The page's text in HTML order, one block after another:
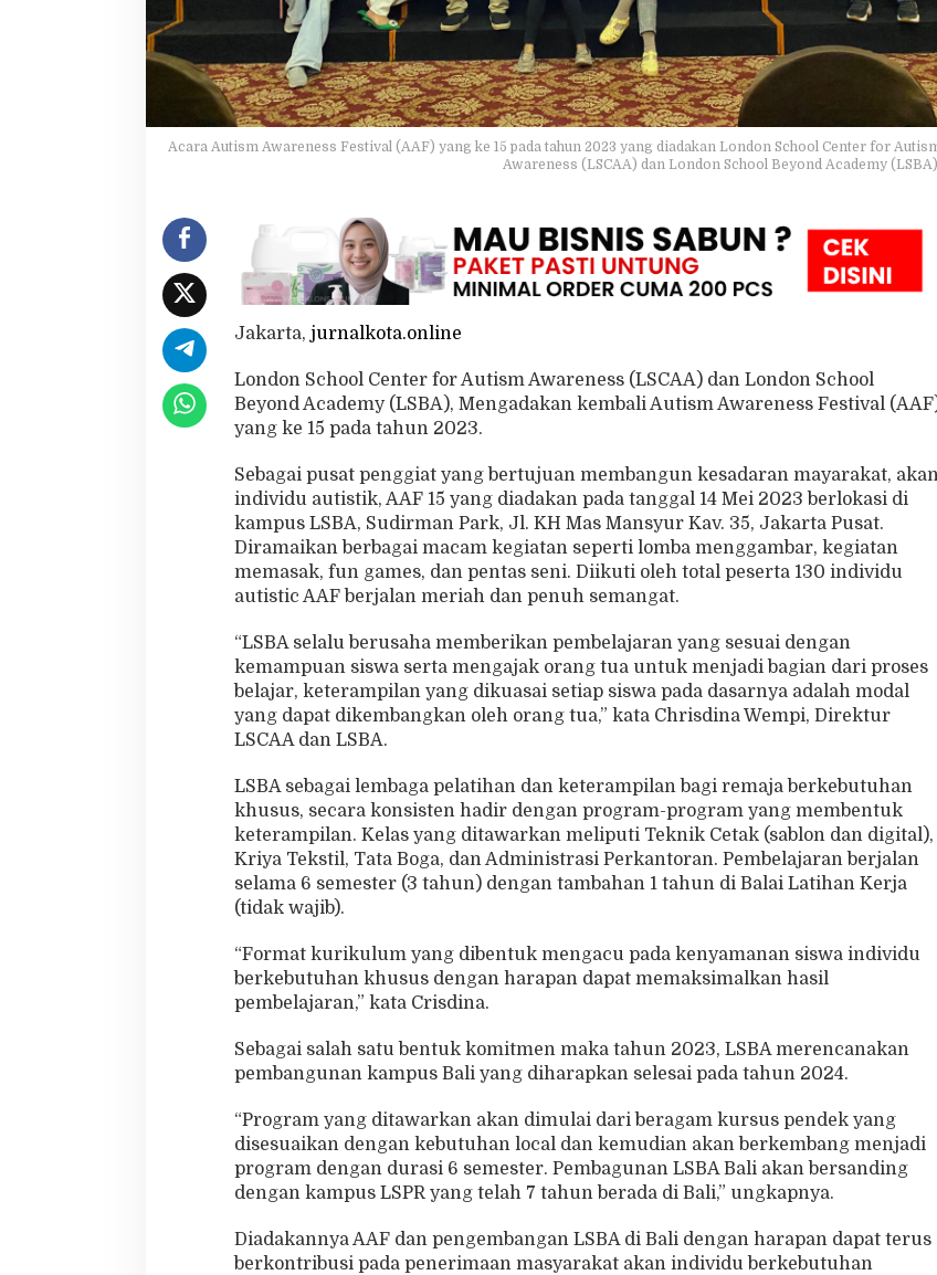
s
e
l
a
A
k
e
1
5
Acara Autism Awareness Festival (AAF) yang ke 15 pada tahun 2023 yang diadakan London School Center for
Awareness (LSCAA) dan London School Beyond Academy
Jakarta, jurnalkota.online
London School Center for Autism Awareness (LSCAA) dan London School
Beyond Academy (LSBA), Mengadakan kembali Autism Awareness Festival
yang ke 15 pada tahun 2023.
Sebagai pusat penggiat yang bertujuan membangun kesadaran mayarakat,
individu autistik, AAF 15 yang diadakan pada tanggal 14 Mei 2023 berlokasi di
kampus LSBA, Sudirman Park, Jl. KH Mas Mansyur Kav. 35, Jakarta Pusat.
Diramaikan berbagai macam kegiatan seperti lomba menggambar, kegiatan
memasak, fun games, dan pentas seni. Diikuti oleh total peserta 130 individu
autistic AAF berjalan meriah dan penuh semangat.
“LSBA selalu berusaha memberikan pembelajaran yang sesuai dengan
kemampuan siswa serta mengajak orang tua untuk menjadi bagian dari proses
belajar, keterampilan yang dikuasai setiap siswa pada dasarnya adalah modal
yang dapat dikembangkan oleh orang tua,” kata Chrisdina Wempi, Direktur
LSCAA dan LSBA.
LSBA sebagai lembaga pelatihan dan keterampilan bagi remaja berkebutuhan
khusus, secara konsisten hadir dengan program-program yang membentuk
keterampilan. Kelas yang ditawarkan meliputi Teknik Cetak (sablon dan digital),
Kriya Tekstil, Tata Boga, dan Administrasi Perkantoran. Pembelajaran berjalan
selama 6 semester (3 tahun) dengan tambahan 1 tahun di Balai Latihan Kerja
(tidak wajib).
“Format kurikulum yang dibentuk mengacu pada kenyamanan siswa individu
berkebutuhan khusus dengan harapan dapat memaksimalkan hasil
pembelajaran,” kata Crisdina.
Sebagai salah satu bentuk komitmen maka tahun 2023, LSBA merencanakan
pembangunan kampus Bali yang diharapkan selesai pada tahun 2024.
“Program yang ditawarkan akan dimulai dari beragam kursus pendek yang
disesuaikan dengan kebutuhan local dan kemudian akan berkembang menjadi
program dengan durasi 6 semester. Pembagunan LSBA Bali akan bersanding
dengan kampus LSPR yang telah 7 tahun berada di Bali,” ungkapnya.
Diadakannya AAF dan pengembangan LSBA di Bali dengan harapan dapat terus
berkontribusi pada penerimaan masyarakat akan individu berkebutuhan